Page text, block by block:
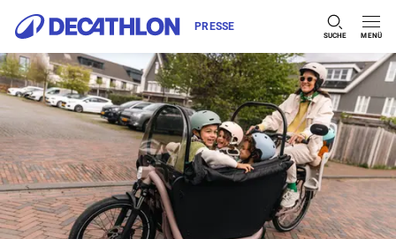
Zum Inhalt springen
PRESSE
SUCHE MENÜ